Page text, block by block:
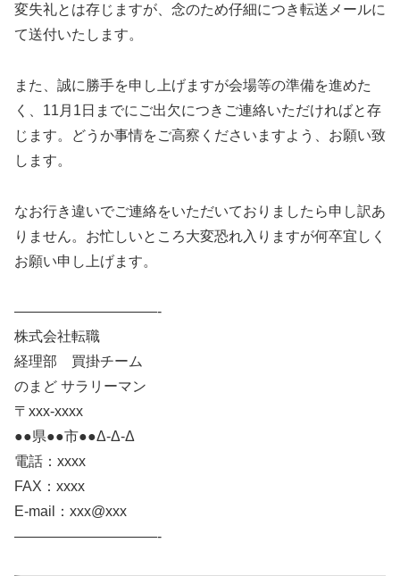
変失礼とは存じますが、念のため仔細につき転送メールに
て送付いたします。
また、誠に勝手を申し上げますが会場等の準備を進めた
く、11月1日までにご出欠につきご連絡いただければと存
じます。どうか事情をご高察くださいますよう、お願い致
します。
なお行き違いでご連絡をいただいておりましたら申し訳あ
りません。お忙しいところ大変恐れ入りますが何卒宜しく
お願い申し上げます。
——————————-
株式会社転職
経理部 買掛チーム
のまど サラリーマン
〒xxx-xxxx
●●県●●市●●Δ-Δ-Δ
電話：xxxx
FAX：xxxx
E-mail：xxx@xxx
——————————-